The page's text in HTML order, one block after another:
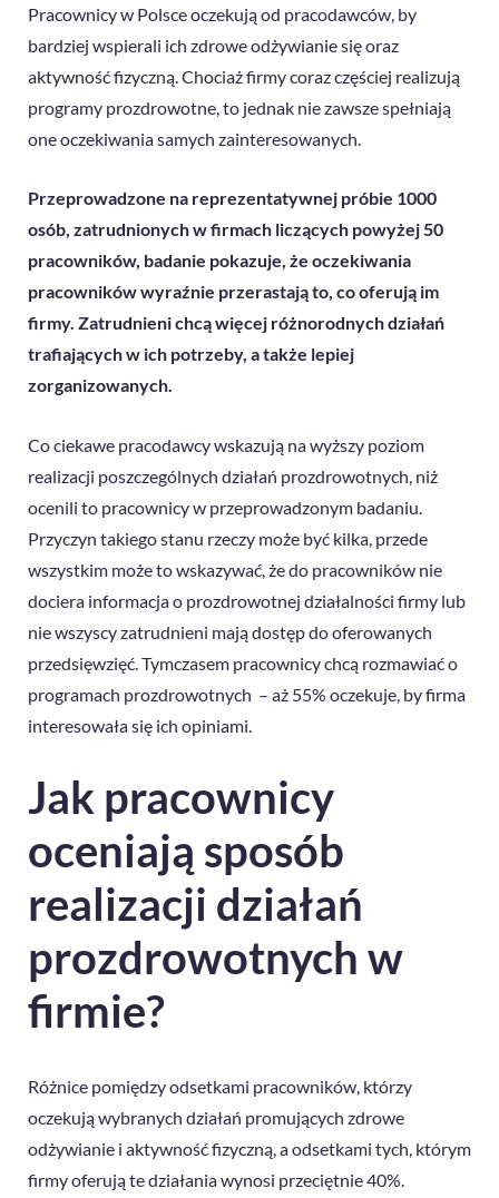
Pracownicy w Polsce oczekują od pracodawców, by
bardziej wspierali ich zdrowe odżywianie się oraz
aktywność fizyczną. Chociaż firmy coraz częściej realizują
programy prozdrowotne, to jednak nie zawsze spełniają
one oczekiwania samych zainteresowanych.
Przeprowadzone na reprezentatywnej próbie 1000
osób, zatrudnionych w firmach liczących powyżej 50
pracowników, badanie pokazuje, że oczekiwania
pracowników wyraźnie przerastają to, co oferują im
firmy. Zatrudnieni chcą więcej różnorodnych działań
trafiających w ich potrzeby, a także lepiej
zorganizowanych.
Co ciekawe pracodawcy wskazują na wyższy poziom
realizacji poszczególnych działań prozdrowotnych, niż
ocenili to pracownicy w przeprowadzonym badaniu.
Przyczyn takiego stanu rzeczy może być kilka, przede
wszystkim może to wskazywać, że do pracowników nie
dociera informacja o prozdrowotnej działalności firmy lub
nie wszyscy zatrudnieni mają dostęp do oferowanych
przedsięwzięć. Tymczasem pracownicy chcą rozmawiać o
programach prozdrowotnych – aż 55% oczekuje, by firma
interesowała się ich opiniami.
Jak pracownicy
oceniają sposób
realizacji działań
prozdrowotnych w
firmie?
Różnice pomiędzy odsetkami pracowników, którzy
oczekują wybranych działań promujących zdrowe
odżywianie i aktywność fizyczną, a odsetkami tych, którym
firmy oferują te działania wynosi przeciętnie 40%.